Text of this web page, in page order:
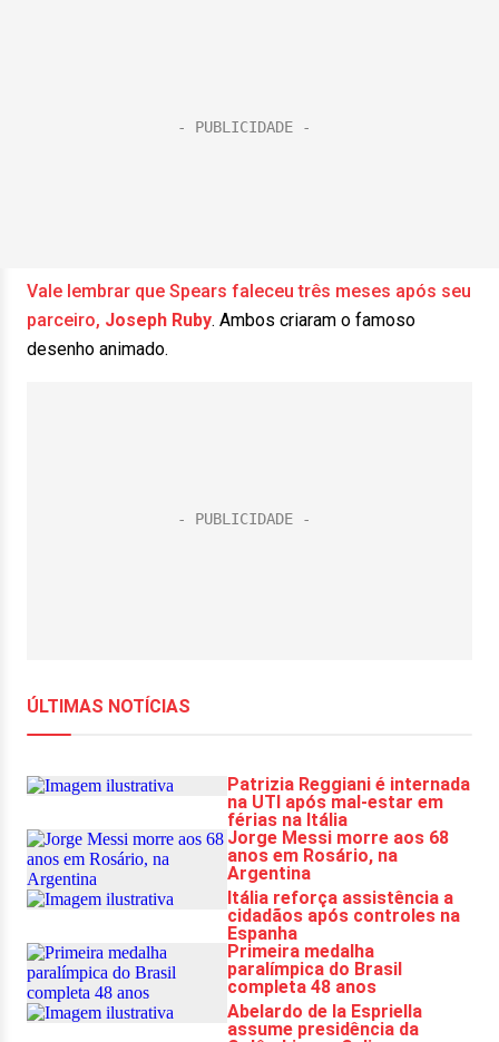
Vale lembrar que Spears faleceu três meses após seu
parceiro, Joseph Ruby. Ambos criaram o famoso
desenho animado.